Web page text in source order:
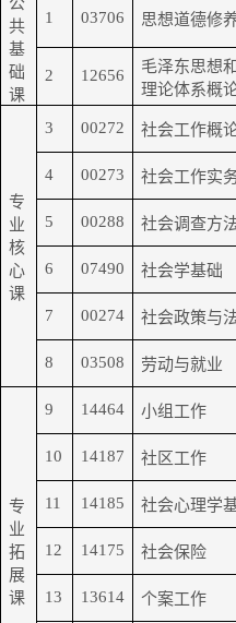
公
共
基
础
课
1 03706 思想道德修
2 12656
毛泽东思想
理论体系概
专
业
核
心
课
3 00272 社会工作概
4
00273 社会工作实
5
00288 社会调查方
6
07490 社会学基础
7
00274 社会政策与
8
03508 劳动与就业
专
业
拓
展
课
9 14464 小组工作
10
14187 社区工作
11
14185 社会心理学
12
14175 社会保险
13
13614 个案工作